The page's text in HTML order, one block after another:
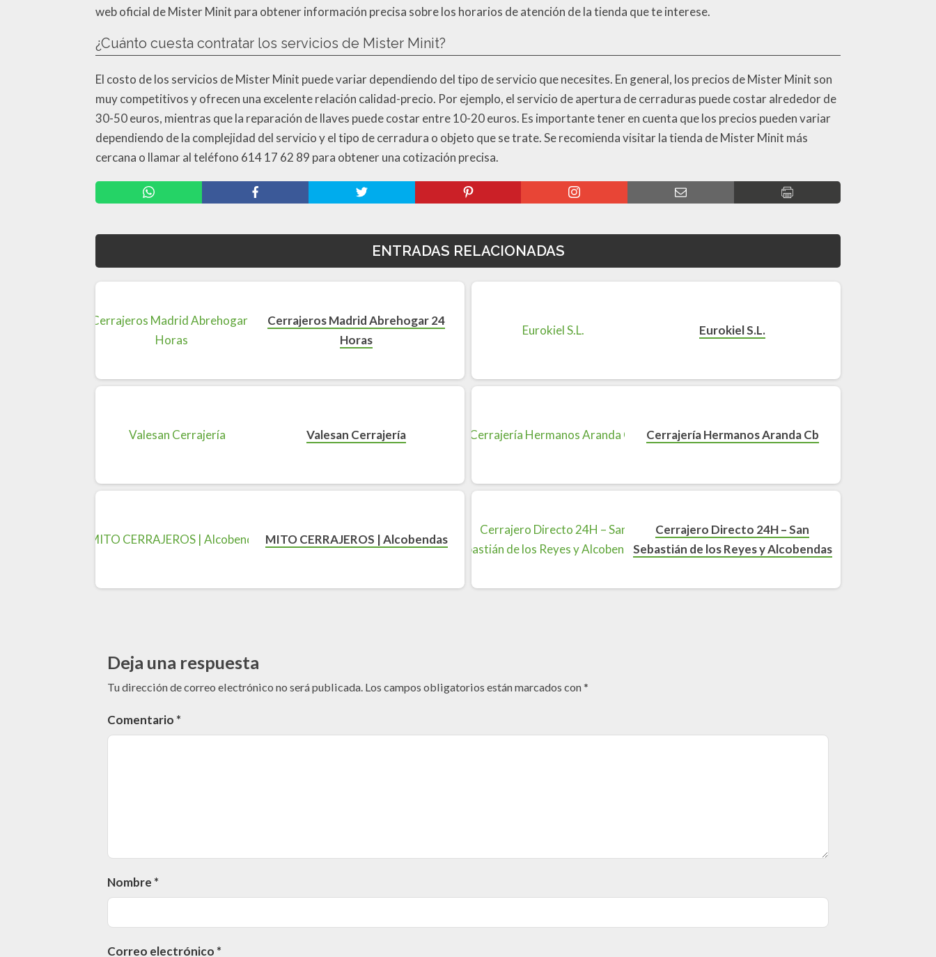
web oficial de Mister Minit para obtener información precisa sobre los horarios de atención de la tienda que te interese.
¿Cuánto cuesta contratar los servicios de Mister Minit?
El costo de los servicios de Mister Minit puede variar dependiendo del tipo de servicio que necesites. En general, los precios de Mister Minit son
muy competitivos y ofrecen una excelente relación calidad-precio. Por ejemplo, el servicio de apertura de cerraduras puede costar alrededor de
30-50 euros, mientras que la reparación de llaves puede costar entre 10-20 euros. Es importante tener en cuenta que los precios pueden variar
dependiendo de la complejidad del servicio y el tipo de cerradura o objeto que se trate. Se recomienda visitar la tienda de Mister Minit más
cercana o llamar al teléfono 614 17 62 89 para obtener una cotización precisa.
ENTRADAS RELACIONADAS
Cerrajeros Madrid Abrehogar 24
Horas
Eurokiel S.L.
Valesan Cerrajería Cerrajería Hermanos Aranda Cb
MITO CERRAJEROS | Alcobendas
Cerrajero Directo 24H – San
Sebastián de los Reyes y Alcobendas
Deja una respuesta
Tu dirección de correo electrónico no será publicada. Los campos obligatorios están marcados con*
Comentario *
Nombre *
Correo electrónico *